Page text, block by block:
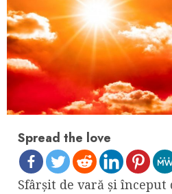
Spread the love
Sfârșit de vară și început